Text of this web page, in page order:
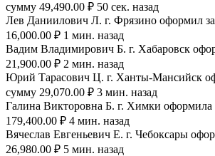
сумму 49,490.00 ₽ 50 сек. назад
Лев Даниилович Л. г. Фрязино оформил
16,000.00 ₽ 1 мин. назад
Вадим Владимирович Б. г. Хабаровск
21,900.00 ₽ 2 мин. назад
Юрий Тарасович Ц. г. Ханты-Мансийск
сумму 29,070.00 ₽ 3 мин. назад
Галина Викторовна Б. г. Химки оформила
179,400.00 ₽ 4 мин. назад
Вячеслав Евгеньевич Е. г. Чебоксары
26,980.00 ₽ 5 мин. назад